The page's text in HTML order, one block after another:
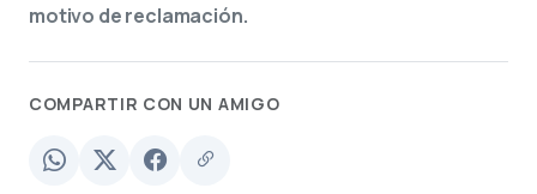
motivo de reclamación.
COMPARTIR CON UN AMIGO